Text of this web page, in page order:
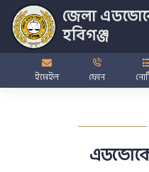
জেলা
হবিগঞ্জ
ইমেইল ফোন